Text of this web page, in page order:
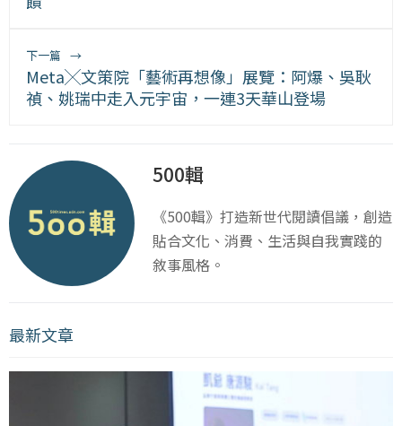
下一篇 →
Meta╳文策院「藝術再想像」展覽：阿爆、吳耿
禎、姚瑞中走入元宇宙，一連3天華山登場
500輯
《500輯》打造新世代閱讀倡議，創造
貼合文化、消費、生活與自我實踐的
敘事風格。
最新文章